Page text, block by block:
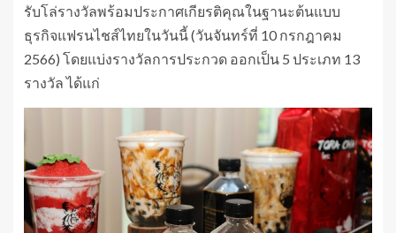
รับโล่รางวัลพร้อมประกาศเกียรติคุณในฐานะต้นแบบ
ธุรกิจแฟรนไชส์ไทยในวันนี้ (วันจันทร์ที่ 10 กรกฎาคม
2566) โดยแบ่งรางวัลการประกวด ออกเป็น 5 ประเภท 13
รางวัล ได้แก่